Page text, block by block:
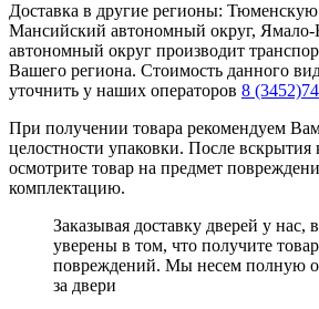
Доставка в другие регионы:
Мансийский автономный округ,
автономный округ производит
Вашего региона. Стоимость данного
уточнить у наших операторов 8
При получении товара рекомендуем Вам
целостности упаковки. После вскрытия
осмотрите товар на предмет
комплектацию.
Заказывая доставку дверей у нас,
уверены в том, что получите
повреждений. Мы несем полную
за двери